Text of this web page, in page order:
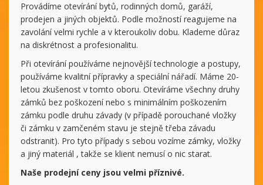
Provádíme otevírání bytů, rodinných domů, garáží,
prodejen a jiných objektů. Podle možností reagujeme na
zavolání velmi rychle a v kteroukoliv dobu. Klademe důraz
na diskrétnost a profesionalitu.
Při otevírání používáme nejnovější technologie a postupy,
používáme kvalitní přípravky a speciální nářadí. Máme 20-
letou zkušenost v tomto oboru. Otevíráme všechny druhy
zámků bez poškození nebo s minimálním poškozením
zámku podle druhu závady (v případě porouchané vložky
či zámku v zamčeném stavu je stejně třeba závadu
odstranit). Pro tyto případy s sebou vozíme zámky, vložky
a jiný materiál , takže se klient nemusí o nic starat.
Naše prodejní ceny jsou velmi příznivé.